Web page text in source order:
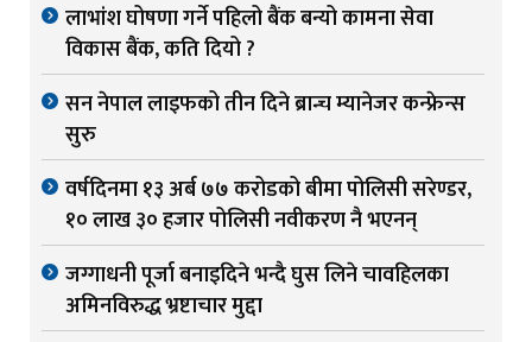
लाभांश घोषणा गर्ने पहिलो बैंक बन्यो कामना सेवा
विकास बैंक, कति दियो ?
सन नेपाल लाइफको तीन दिने ब्रान्च म्यानेजर कन्फ्रेन्स
सुरु
वर्षदिनमा १३ अर्ब ७७ करोडको बीमा पोलिसी सरेण्डर,
१० लाख ३० हजार पोलिसी नवीकरण नै भएनन्
जग्गाधनी पूर्जा बनाइदिने भन्दै घुस लिने चावहिलका
अमिनविरुद्ध भ्रष्टाचार मुद्दा